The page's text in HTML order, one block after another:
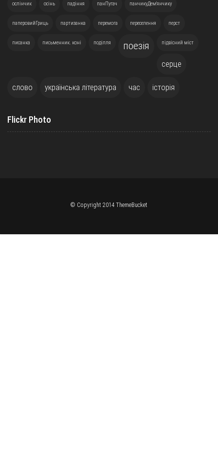
ослінчик осінь падіння панПугач панчикуДем'янчику
паперовийГриць партизанка перемога переселення перст
писанка письменник. коні поділля поезія підвісний міст
серце
слово українська література час історія
Flickr Photo
© Copyright 2014 ThemeBucket